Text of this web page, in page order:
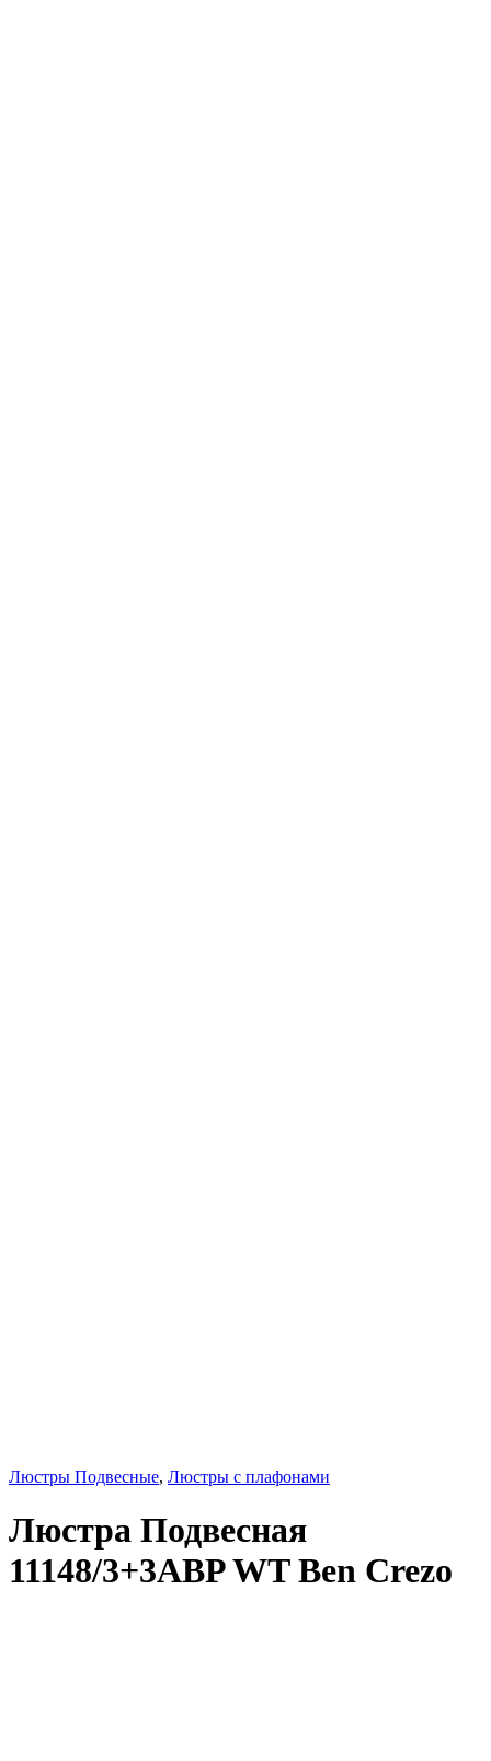
Люстры Подвесные, Люстры с плафонами
Люстра Подвесная
11148/3+3ABP WT Ben Crezo